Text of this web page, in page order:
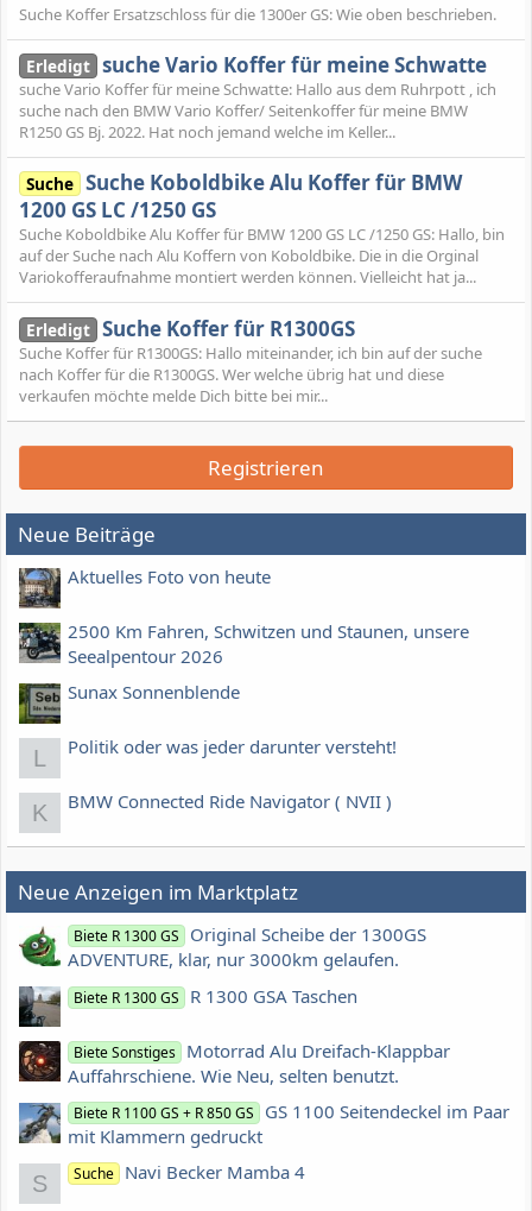
Suche Koffer Ersatzschloss für die 1300er GS: Wie oben beschrieben.
Erledigt suche Vario Koffer für meine Schwatte
suche Vario Koffer für meine Schwatte: Hallo aus dem Ruhrpott , ich
suche nach den BMW Vario Koffer/ Seitenkoffer für meine BMW
R1250 GS Bj. 2022. Hat noch jemand welche im Keller...
Suche Suche Koboldbike Alu Koffer für BMW
1200 GS LC /1250 GS
Suche Koboldbike Alu Koffer für BMW 1200 GS LC /1250 GS: Hallo, bin
auf der Suche nach Alu Koffern von Koboldbike. Die in die Orginal
Variokofferaufnahme montiert werden können. Vielleicht hat ja...
Erledigt Suche Koffer für R1300GS
Suche Koffer für R1300GS: Hallo miteinander, ich bin auf der suche
nach Koffer für die R1300GS. Wer welche übrig hat und diese
verkaufen möchte melde Dich bitte bei mir...
Registrieren
Neue Beiträge
Aktuelles Foto von heute
2500 Km Fahren, Schwitzen und Staunen, unsere
Seealpentour 2026
Sunax Sonnenblende
L Politik oder was jeder darunter versteht!
K BMW Connected Ride Navigator ( NVII )
Neue Anzeigen im Marktplatz
Biete R 1300 GS
Original Scheibe der 1300GS
ADVENTURE, klar, nur 3000km gelaufen.
Biete R 1300 GS R 1300 GSA Taschen
Biete Sonstiges Motorrad Alu Dreifach-Klappbar
Auffahrschiene. Wie Neu, selten benutzt.
Biete R 1100 GS + R 850 GS
GS 1100 Seitendeckel im Paar
mit Klammern gedruckt
S Suche Navi Becker Mamba 4